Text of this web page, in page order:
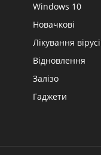
Windows 10
Новачкові
Лікування
Відновлення
Залізо
Гаджети